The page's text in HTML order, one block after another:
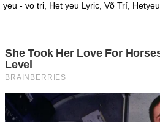
yeu - vo tri, Het yeu Lyric, Võ Trí, Hetyeu